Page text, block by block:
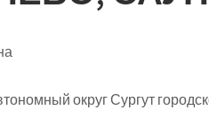
округ Сургут